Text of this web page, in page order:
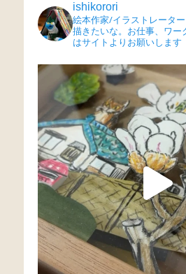
ishikorori
絵本作家/イラストレータ
描きたいな。お仕事、ワー
はサイトよりお願いします